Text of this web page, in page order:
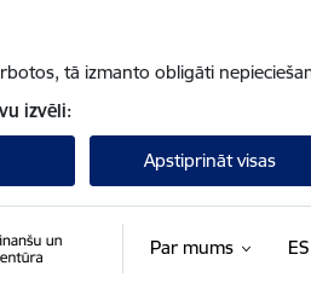
tā izmanto obligāti
izvēli:
Apstiprināt visas
Par mums